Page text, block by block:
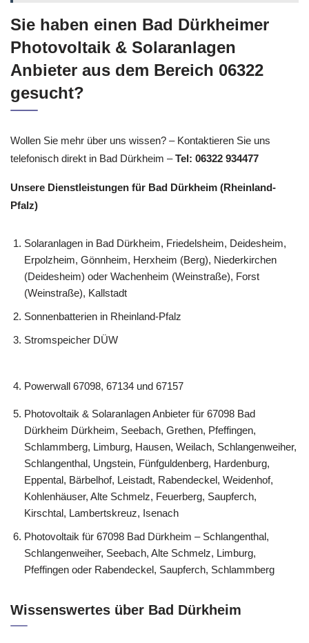
Sie haben einen Bad Dürkheimer
Photovoltaik & Solaranlagen
Anbieter aus dem Bereich 06322
gesucht?
Wollen Sie mehr über uns wissen? – Kontaktieren Sie uns
telefonisch direkt in Bad Dürkheim –Tel: 06322 934477
Unsere Dienstleistungen für Bad Dürkheim (Rheinland-
Pfalz)
Solaranlagen in Bad Dürkheim, Friedelsheim, Deidesheim,
Erpolzheim, Gönnheim, Herxheim (Berg), Niederkirchen
(Deidesheim) oder Wachenheim (Weinstraße), Forst
(Weinstraße), Kallstadt
Sonnenbatterien in Rheinland-Pfalz
Stromspeicher DÜW
Powerwall 67098, 67134 und 67157
Photovoltaik & Solaranlagen Anbieter für 67098 Bad
Dürkheim Dürkheim, Seebach, Grethen, Pfeffingen,
Schlammberg, Limburg, Hausen, Weilach, Schlangenweiher,
Schlangenthal, Ungstein, Fünfguldenberg, Hardenburg,
Eppental, Bärbelhof, Leistadt, Rabendeckel, Weidenhof,
Kohlenhäuser, Alte Schmelz, Feuerberg, Saupferch,
Kirschtal, Lambertskreuz, Isenach
Photovoltaik für 67098 Bad Dürkheim – Schlangenthal,
Schlangenweiher, Seebach, Alte Schmelz, Limburg,
Pfeffingen oder Rabendeckel, Saupferch, Schlammberg
Wissenswertes über Bad Dürkheim